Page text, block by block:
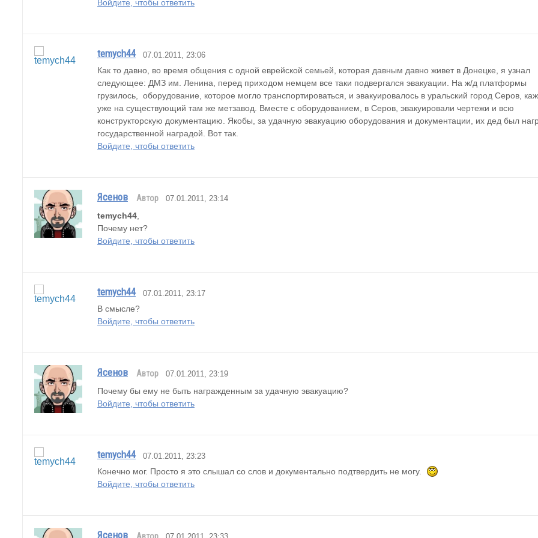
Войдите, чтобы ответить
temych44 07.01.2011, 23:06
Как то давно, во время общения с одной еврейской семьей, которая давным давно живет в Донецке, я узнал
следующее: ДМЗ им. Ленина, перед приходом немцем все таки подвергался эвакуации. На ж/д платформы
грузилось,  оборудование, которое могло транспортироваться, и эвакуировалось в уральский город Серов,
уже на существующий там же метзавод. Вместе с оборудованием, в Серов, эвакуировали чертежи и всю
конструкторскую документацию. Якобы, за удачную эвакуацию оборудования и документации, их дед был
государственной наградой. Вот так.
Войдите, чтобы ответить
Ясенов Автор 07.01.2011, 23:14
temych44,
Почему нет?
Войдите, чтобы ответить
temych44 07.01.2011, 23:17
В смысле?
Войдите, чтобы ответить
Ясенов Автор 07.01.2011, 23:19
Почему бы ему не быть награжденным за удачную эвакуацию?
Войдите, чтобы ответить
temych44 07.01.2011, 23:23
Конечно мог. Просто я это слышал со слов и документально подтвердить не могу.
Войдите, чтобы ответить
Ясенов